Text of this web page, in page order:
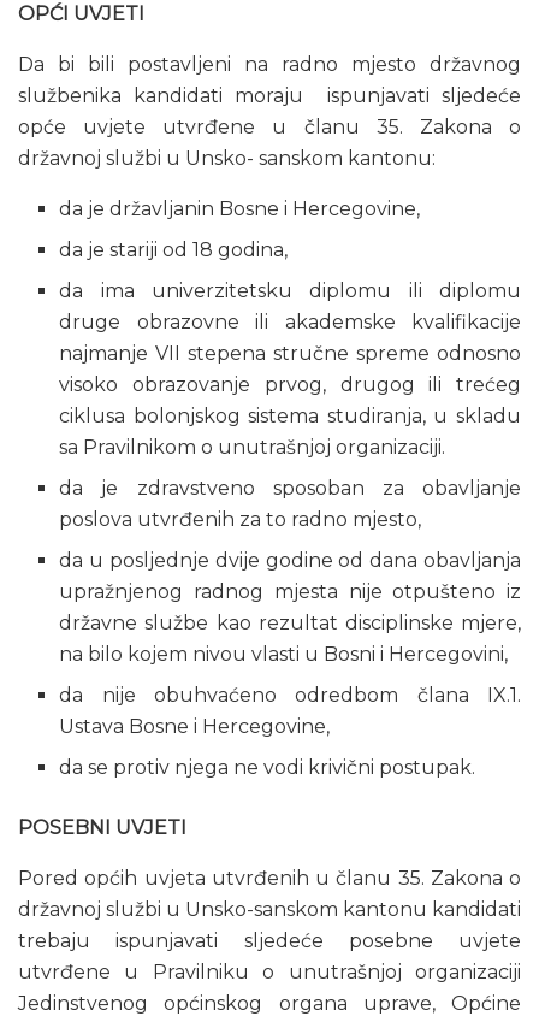
OPĆI UVJETI
Da bi bili postavljeni na radno mjesto državnog
službenika kandidati moraju ispunjavati sljedeće
opće uvjete utvrđene u članu 35. Zakona o
državnoj službi u Unsko- sanskom kantonu:
da je državljanin Bosne i Hercegovine,
da je stariji od 18 godina,
da ima univerzitetsku diplomu ili diplomu
druge obrazovne ili akademske kvalifikacije
najmanje VII stepena stručne spreme odnosno
visoko obrazovanje prvog, drugog ili trećeg
ciklusa bolonjskog sistema studiranja, u skladu
sa Pravilnikom o unutrašnjoj organizaciji.
da je zdravstveno sposoban za obavljanje
poslova utvrđenih za to radno mjesto,
da u posljednje dvije godine od dana obavljanja
upražnjenog radnog mjesta nije otpušteno iz
državne službe kao rezultat disciplinske mjere,
na bilo kojem nivou vlasti u Bosni i Hercegovini,
da nije obuhvaćeno odredbom člana IX.1.
Ustava Bosne i Hercegovine,
da se protiv njega ne vodi krivični postupak.
POSEBNI UVJETI
Pored općih uvjeta utvrđenih u članu 35. Zakona o
državnoj službi u Unsko-sanskom kantonu kandidati
trebaju ispunjavati sljedeće posebne uvjete
utvrđene u Pravilniku o unutrašnjoj organizaciji
Jedinstvenog općinskog organa uprave, Općine